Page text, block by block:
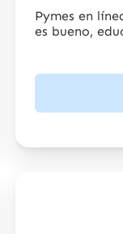
Pymes en
es bueno,